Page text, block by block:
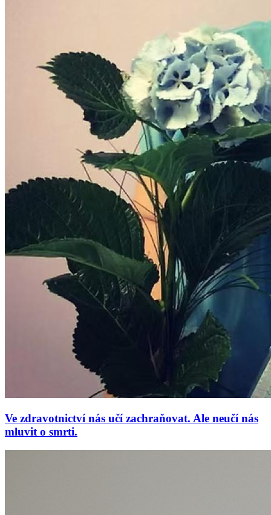
Ve zdravotnictví nás učí zachraňovat. Ale neučí nás
mluvit o smrti.